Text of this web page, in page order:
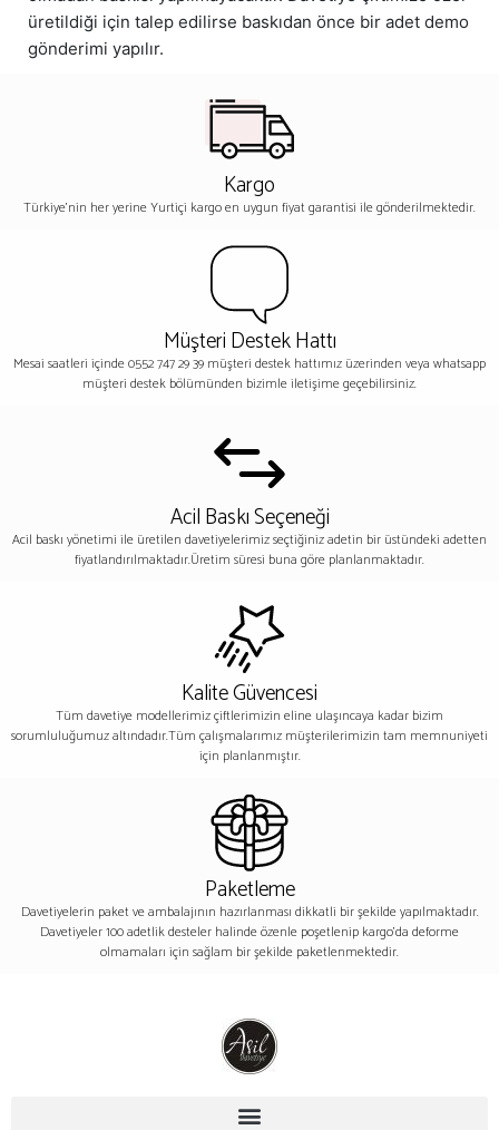
üretildiği için talep edilirse baskıdan önce bir adet demo
gönderimi yapılır.
Kargo
Türkiye'nin her yerine Yurtiçi kargo en uygun fiyat garantisi ile gönderilmektedir.
Müşteri Destek Hattı
Mesai saatleri içinde 0552 747 29 39 müşteri destek hattımız üzerinden veya whatsapp
müşteri destek bölümünden bizimle iletişime geçebilirsiniz.
Acil Baskı Seçeneği
Acil baskı yönetimi ile üretilen davetiyelerimiz seçtiğiniz adetin bir üstündeki adetten
fiyatlandırılmaktadır.Üretim süresi buna göre planlanmaktadır.
Kalite Güvencesi
Tüm davetiye modellerimiz çiftlerimizin eline ulaşıncaya kadar bizim
sorumluluğumuz altındadır.Tüm çalışmalarımız müşterilerimizin tam memnuniyeti
için planlanmıştır.
Paketleme
Davetiyelerin paket ve ambalajının hazırlanması dikkatli bir şekilde yapılmaktadır.
Davetiyeler 100 adetlik desteler halinde özenle poşetlenip kargo’da deforme
olmamaları için sağlam bir şekilde paketlenmektedir.